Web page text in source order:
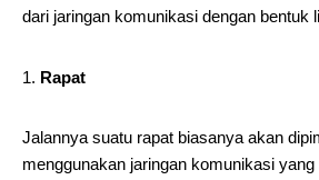
dari jaringan komunikasi dengan bentuk
Rapat
Jalannya suatu rapat biasanya akan
menggunakan jaringan komunikasi